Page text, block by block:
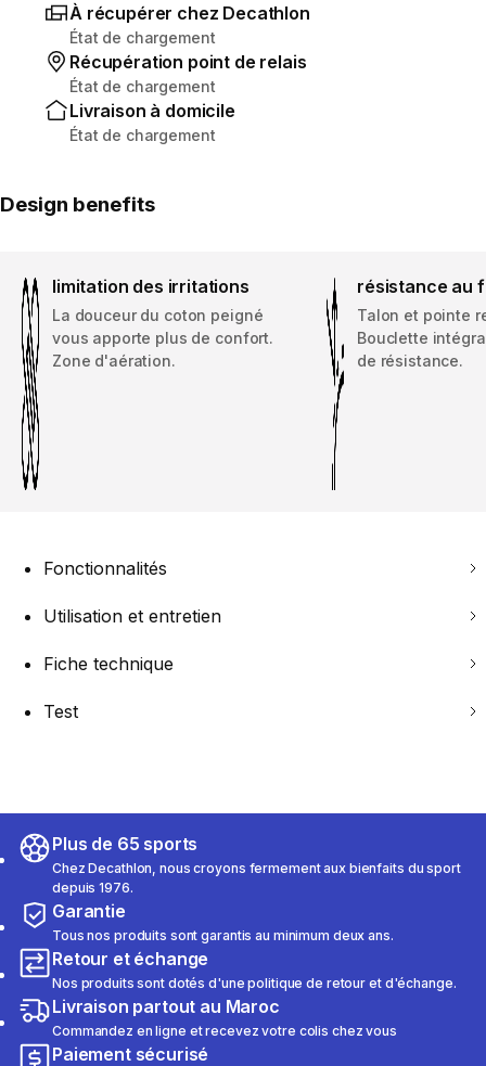
À récupérer chez Decathlon
État de chargement
Récupération point de relais
État de chargement
Livraison à domicile
État de chargement
Design benefits
limitation des irritations
La douceur du coton peigné
vous apporte plus de confort.
Zone d'aération.
résistance au
Talon et pointe
Bouclette
de résistance.
Fonctionnalités
Utilisation et entretien
Fiche technique
Test
Plus de 65 sports
Chez Decathlon, nous croyons fermement aux bienfaits du sport
depuis 1976.
Garantie
Tous nos produits sont garantis au minimum deux ans.
Retour et échange
Nos produits sont dotés d'une politique de retour et d'échange.
Livraison partout au Maroc
Commandez en ligne et recevez votre colis chez vous
Paiement sécurisé